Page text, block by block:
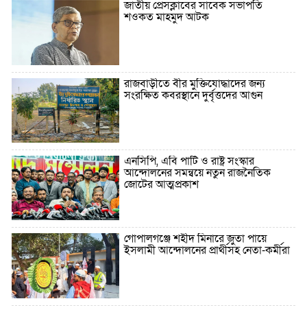
জাতীয় প্রেসক্লাবের সাবেক সভাপতি
শওকত মাহমুদ আটক
রাজবাড়ীতে বীর মুক্তিযোদ্ধাদের জন্য
সংরক্ষিত কবরস্থানে দুর্বৃত্তদের আগুন
এনসিপি, এবি পার্টি ও রাষ্ট্র সংস্কার
আন্দোলনের সমন্বয়ে নতুন রাজনৈতিক
জোটের আত্মপ্রকাশ
গোপালগঞ্জে শহীদ মিনারে জুতা পায়ে
ইসলামী আন্দোলনের প্রার্থীসহ নেতা-কর্মীরা